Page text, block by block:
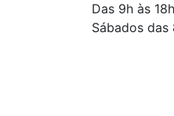
Das 9h às
Sábados das